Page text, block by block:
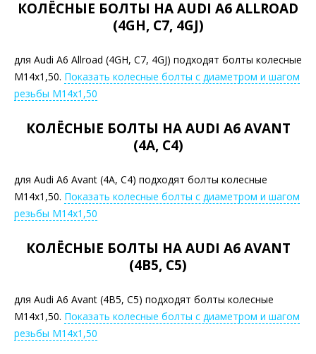
КОЛЁСНЫЕ БОЛТЫ НА AUDI A6 ALLROAD
(4GH, C7, 4GJ)
для Audi A6 Allroad (4GH, C7, 4GJ) подходят болты колесные
М14х1,50. Показать колесные болты с диаметром и шагом
резьбы М14х1,50
КОЛЁСНЫЕ БОЛТЫ НА AUDI A6 AVANT
(4A, C4)
для Audi A6 Avant (4A, C4) подходят болты колесные
М14х1,50. Показать колесные болты с диаметром и шагом
резьбы М14х1,50
КОЛЁСНЫЕ БОЛТЫ НА AUDI A6 AVANT
(4B5, C5)
для Audi A6 Avant (4B5, C5) подходят болты колесные
М14х1,50. Показать колесные болты с диаметром и шагом
резьбы М14х1,50